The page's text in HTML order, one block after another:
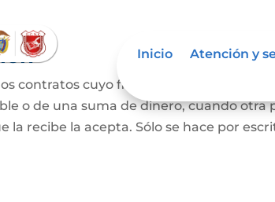
Inicio Atención y
contratos cuyo fin es que una persona
o de una suma de dinero, cuando
la recibe la acepta. Sólo se hace por